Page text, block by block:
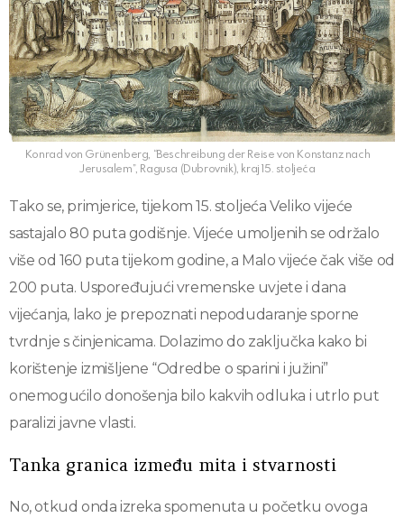
Konrad von Grünenberg, “Beschreibung der Reise von Konstanz nach
Jerusalem”, Ragusa (Dubrovnik), kraj 15. stoljeća
Tako se, primjerice, tijekom 15. stoljeća Veliko vijeće
sastajalo 80 puta godišnje. Vijeće umoljenih se održalo
više od 160 puta tijekom godine, a Malo vijeće čak više od
200 puta. Uspoređujući vremenske uvjete i dana
vijećanja, lako je prepoznati nepodudaranje sporne
tvrdnje s činjenicama. Dolazimo do zaključka kako bi
korištenje izmišljene “Odredbe o sparini i južini”
onemogućilo donošenja bilo kakvih odluka i utrlo put
paralizi javne vlasti.
Tanka granica između mita i stvarnosti
No, otkud onda izreka spomenuta u početku ovoga